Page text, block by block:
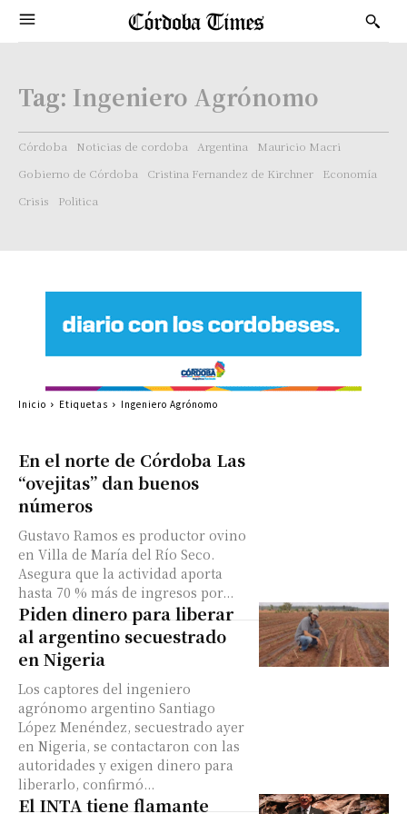
Tag: Ingeniero Agrónomo
Córdoba Noticias de cordoba Argentina
Mauricio Macri
Gobierno de Córdoba
Cristina Fernandez de Kirchner
Economía
Crisis
Politica
En el norte de Córdoba Las
“ovejitas” dan buenos
números
Gustavo Ramos es productor ovino
en Villa de María del Río Seco.
Asegura que la actividad aporta
hasta 70 % más de ingresos por...
Piden dinero para liberar
al argentino secuestrado
en Nigeria
Los captores del ingeniero
agrónomo argentino Santiago
López Menéndez, secuestrado ayer
en Nigeria, se contactaron con las
autoridades y exigen dinero para
liberarlo, confirmó...
El INTA tiene flamante
Inicio Etiquetas Ingeniero Agrónomo